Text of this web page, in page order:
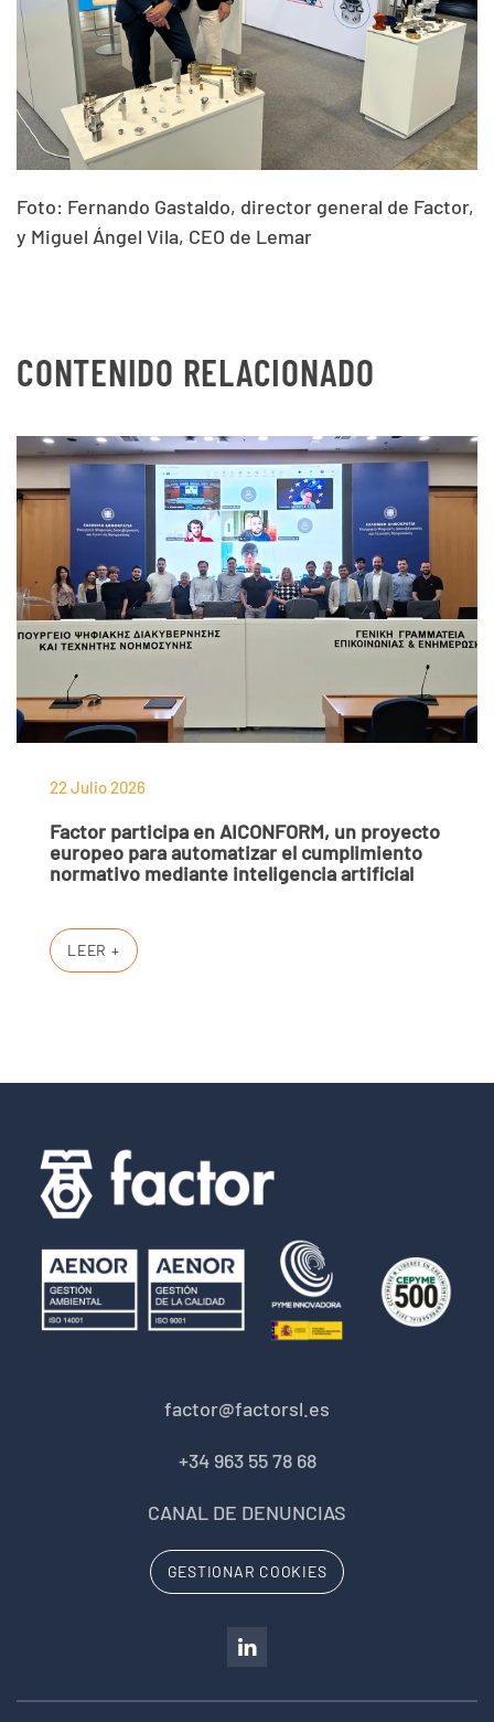
Foto: Fernando Gastaldo, director general de Factor,
y Miguel Ángel Vila, CEO de Lemar
CONTENIDO RELACIONADO
22 Julio 2026
Factor participa en AICONFORM, un proyecto
europeo para automatizar el cumplimiento
normativo mediante inteligencia artificial
LEER +
factor@factorsl.es
+34 963 55 78 68
CANAL DE DENUNCIAS
GESTIONAR COOKIES